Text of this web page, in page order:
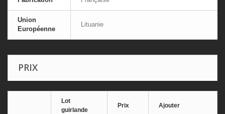
Union
Européenne
Lituanie
PRIX
Lot
guirlande
Prix Ajouter